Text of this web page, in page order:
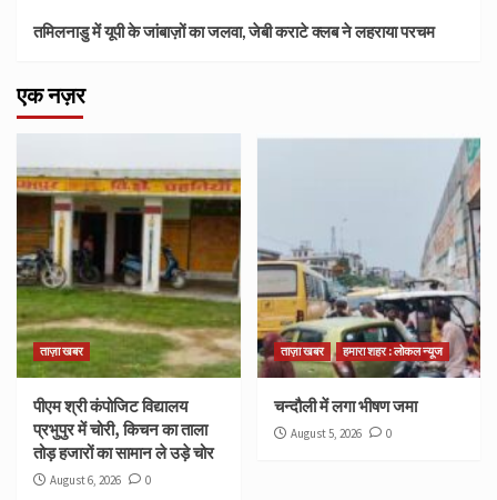
तमिलनाडु में यूपी के जांबाज़ों का जलवा, जेबी कराटे क्लब ने लहराया परचम
एक नज़र
ताज़ा खबर
पीएम श्री कंपोजिट विद्यालय
प्रभुपुर में चोरी, किचन का ताला
तोड़ हजारों का सामान ले उड़े चोर
August 6, 2026 0
ताज़ा खबर हमारा शहर : लोकल न्यूज
चन्दौली में लगा भीषण जमा
August 5, 2026 0